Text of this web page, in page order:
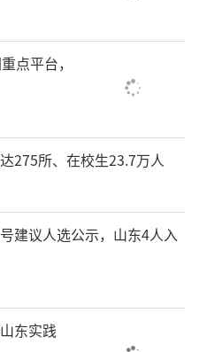
点平台，
275所、在校生23.7万人
建议人选公示，山东4人入
东实践